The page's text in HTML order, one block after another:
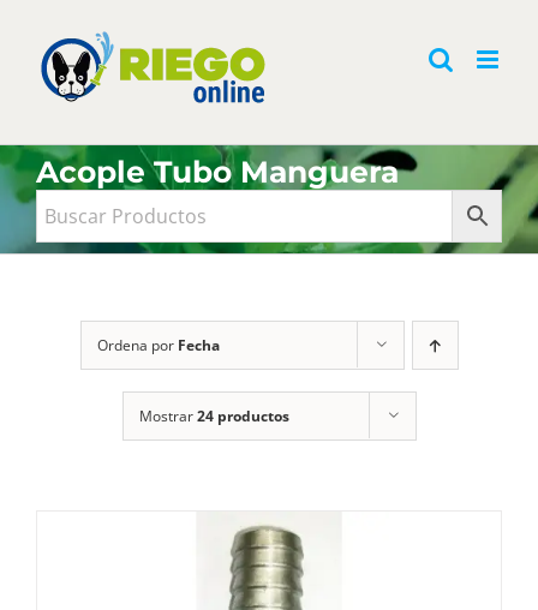
contenido
Acople Tubo Manguera
Ordena por Fecha
Mostrar24 productos